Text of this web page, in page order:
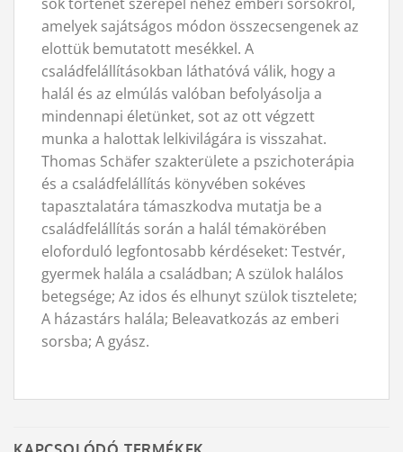
sok történet szerepel nehéz emberi sorsokról,
amelyek sajátságos módon összecsengenek az
elottük bemutatott mesékkel. A
családfelállításokban láthatóvá válik, hogy a
halál és az elmúlás valóban befolyásolja a
mindennapi életünket, sot az ott végzett
munka a halottak lelkivilágára is visszahat.
Thomas Schäfer szakterülete a pszichoterápia
és a családfelállítás könyvében sokéves
tapasztalatára támaszkodva mutatja be a
családfelállítás során a halál témakörében
eloforduló legfontosabb kérdéseket: Testvér,
gyermek halála a családban; A szülok halálos
betegsége; Az idos és elhunyt szülok tisztelete;
A házastárs halála; Beleavatkozás az emberi
sorsba; A gyász.